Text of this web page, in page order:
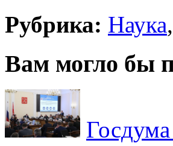
Рубрика: Наука,
Вам могло бы